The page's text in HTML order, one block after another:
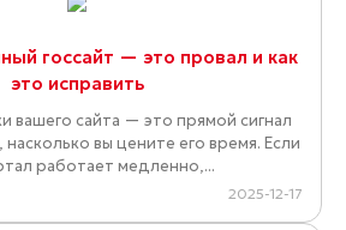
госсайт — это провал и как
это исправить
вашего сайта — это прямой сигнал
вы цените его время. Если
работает медленно,...
2025-12-17